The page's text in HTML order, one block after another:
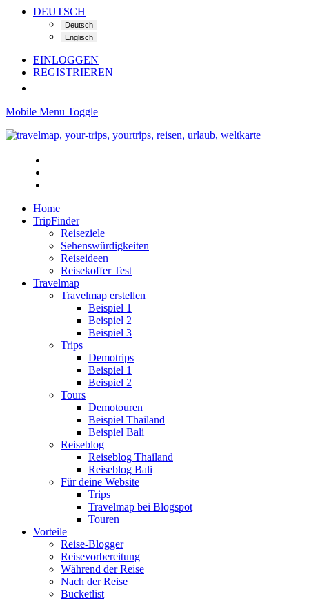
DEUTSCH
EINLOGGEN
REGISTRIEREN
Mobile Menu Toggle
Home
TripFinder
Reiseziele
Sehenswürdigkeiten
Reiseideen
Reisekoffer Test
Travelmap
Travelmap erstellen
Beispiel 1
Beispiel 2
Beispiel 3
Trips
Demotrips
Beispiel 1
Beispiel 2
Tours
Demotouren
Beispiel Thailand
Beispiel Bali
Reiseblog
Reiseblog Thailand
Reiseblog Bali
Für deine Website
Trips
Travelmap bei Blogspot
Touren
Vorteile
Reise-Blogger
Reisevorbereitung
Während der Reise
Nach der Reise
Bucketlist